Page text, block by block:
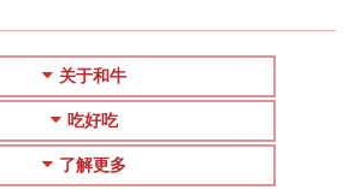
关于和牛
吃好吃
了解更多